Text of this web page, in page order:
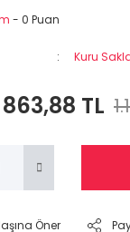
- 0 Puan
Kuru
863,88 TL
Öner